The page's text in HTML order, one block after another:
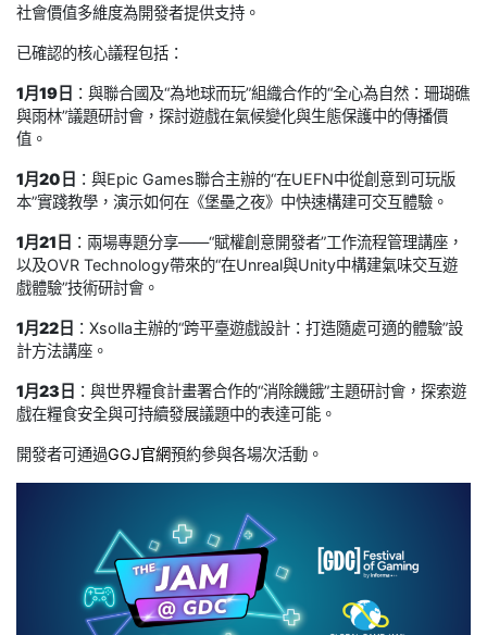
社會價值多維度為開發者提供支持。
已確認的核心議程包括：
1月19日 ：與聯合國及“為地球而玩”組織合作的“全心為自然：珊瑚礁
與雨林”議題研討會，探討遊戲在氣候變化與生態保護中的傳播價
值。
1月20日 ：與Epic Games聯合主辦的“在UEFN中從創意到可玩版
本”實踐教學，演示如何在《堡壘之夜》中快速構建可交互體驗。
1月21日 ：兩場專題分享——“賦權創意開發者”工作流程管理講座，
以及OVR Technology帶來的“在Unreal與Unity中構建氣味交互遊
戲體驗”技術研討會。
1月22日 ：Xsolla主辦的“跨平臺遊戲設計：打造隨處可適的體驗”設
計方法講座。
1月23日 ：與世界糧食計畫署合作的“消除饑餓”主題研討會，探索遊
戲在糧食安全與可持續發展議題中的表達可能。
開發者可通過GGJ官網預約參與各場次活動。